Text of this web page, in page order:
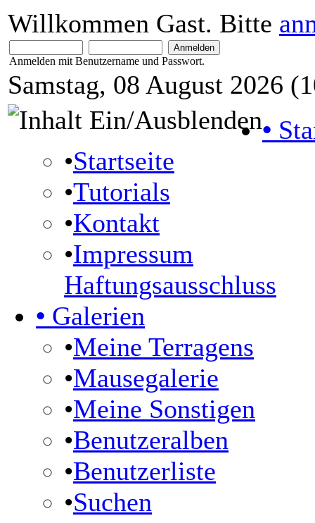
Willkommen Gast. Bitte
Anmelden mit Benutzername und Passwort.
Samstag, 08 August 2026
•
•Startseite
•Tutorials
•Kontakt
•Impressum
Haftungsausschluss
• Galerien
•Meine Terragens
•Mausegalerie
•Meine Sonstigen
•Benutzeralben
•Benutzerliste
•Suchen